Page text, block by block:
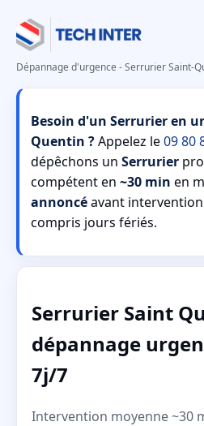
Dépannage d'urgence - Serrurier Saint-
Besoin d'un Serrurier en
Quentin ?Appelez le09 80
dépêchons un Serrurier
compétent en ~30 min en
annoncéavant
compris jours fériés.
Serrurier Saint
dépannage
7j/7
Intervention moyenne ~30